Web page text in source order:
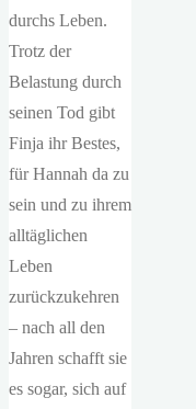
durchs Leben.
Trotz der
Belastung durch
seinen Tod gibt
Finja ihr Bestes,
für Hannah da zu
sein und zu ihrem
alltäglichen
Leben
zurückzukehren
– nach all den
Jahren schafft sie
es sogar, sich auf